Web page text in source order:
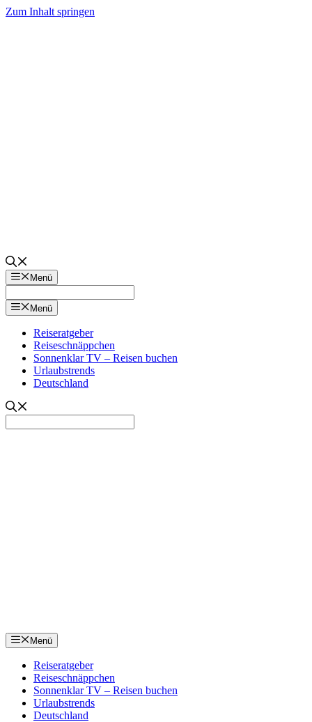
Zum Inhalt springen
Menü
Menü
Reiseratgeber
Reiseschnäppchen
Sonnenklar TV – Reisen buchen
Urlaubstrends
Deutschland
Menü
Reiseratgeber
Reiseschnäppchen
Sonnenklar TV – Reisen buchen
Urlaubstrends
Deutschland